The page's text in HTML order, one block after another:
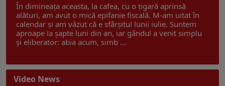
În dimineața aceasta, la cafea, cu o țigară aprinsă
alături, am avut o mică epifanie fiscală. M-am uitat în
calendar și am văzut că e sfârșitul lunii iulie. Suntem
aproape la șapte luni din an, iar gândul a venit simplu
și eliberator: abia acum, simb ...
Video News